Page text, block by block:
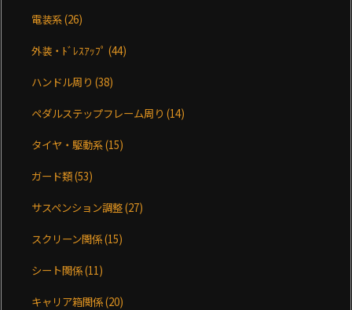
電装系(26)
外装・ﾄﾞﾚｽｱｯﾌﾟ(44)
ハンドル周り(38)
ペダルステップフレーム周り(14)
タイヤ・駆動系(15)
ガード類(53)
サスペンション調整(27)
スクリーン関係(15)
シート関係(11)
キャリア箱関係(20)